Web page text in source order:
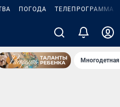
ПОГОДА ТЕЛЕПРОГРАММА